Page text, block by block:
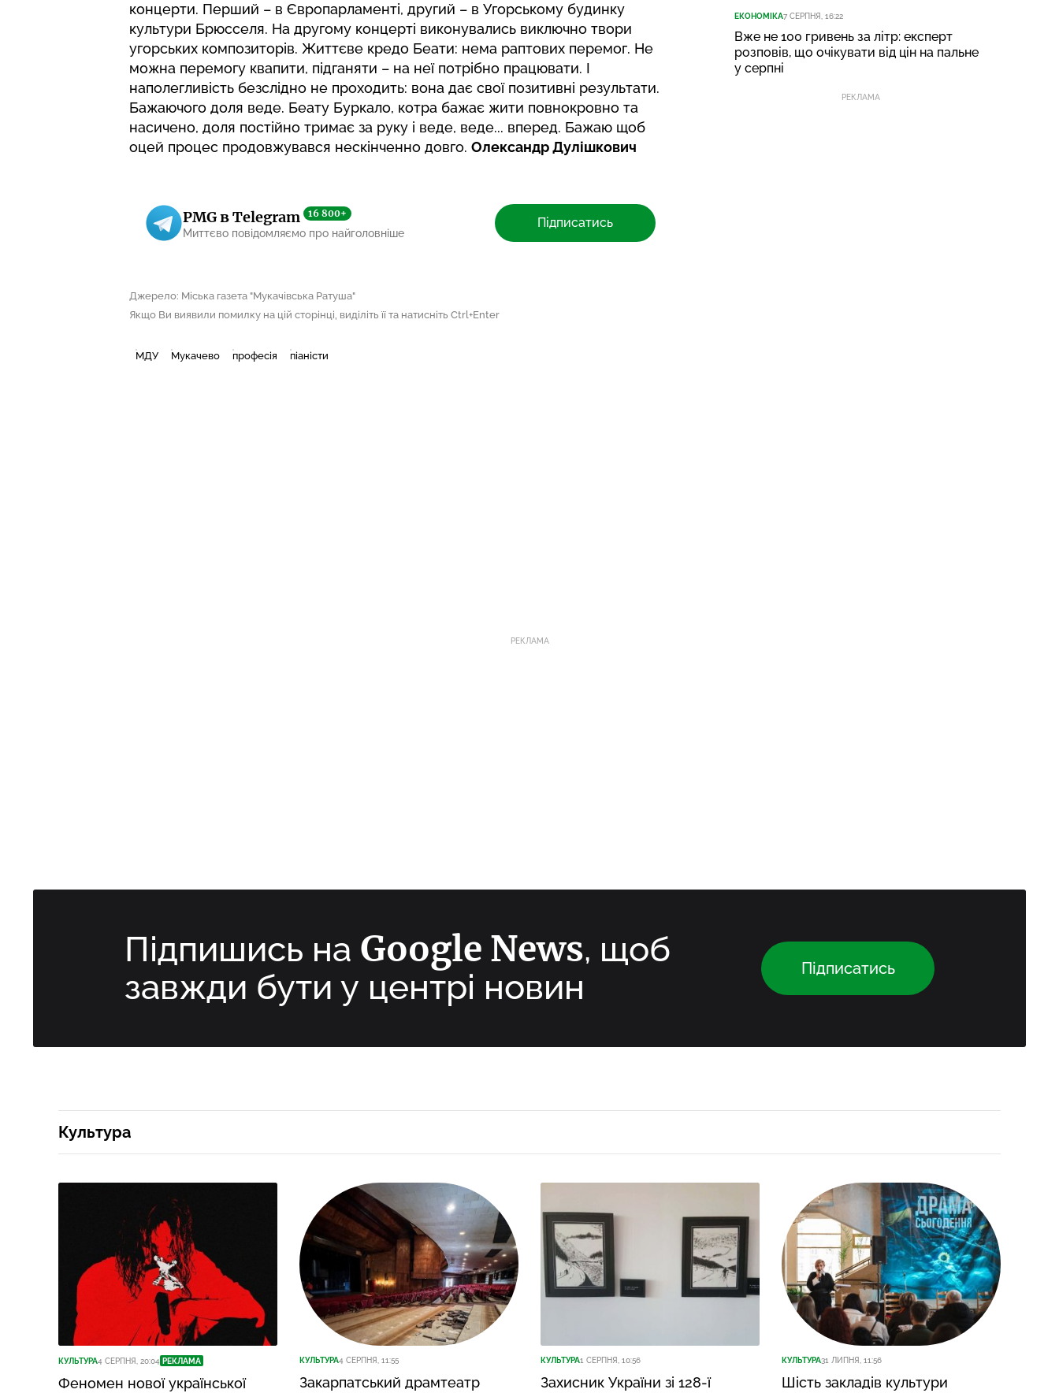
концерти. Перший – в Європарламенті, другий – в Угорському будинку
культури Брюсселя. На другому концерті виконувались виключно твори
угорських композиторів. Життєве кредо Беати: нема раптових перемог. Не
можна перемогу квапити, підганяти – на неї потрібно працювати. І
наполегливість безслідно не проходить: вона дає свої позитивні результати.
Бажаючого доля веде. Беату Буркало, котра бажає жити повнокровно та
насичено, доля постійно тримає за руку і веде, веде... вперед. Бажаю щоб
оцей процес продовжувався нескінченно довго. Олександр Дулішкович
PMG в Telegram 16 800+
Миттєво повідомляємо про найголовніше
Підписатись
Джерело: Міська газета "Мукачівська Ратуша"
Якщо Ви виявили помилку на цій сторінці, виділіть її та натисніть Ctrl+Enter
МДУ Мукачево професія піаністи
ЕКОНОМІКА7 СЕРПНЯ, 16:22
Вже не 100 гривень за літр: експерт
розповів, що очікувати від цін на пальне
у серпні
РЕКЛАМА
РЕКЛАМА
Підпишись на Google News, щоб
завжди бути у центрі новин
Підписатись
Культура
КУЛЬТУРА4 СЕРПНЯ, 20:04 РЕКЛАМА
Феномен нової української
КУЛЬТУРА4 СЕРПНЯ, 11:55
Закарпатський драмтеатр
КУЛЬТУРА1 СЕРПНЯ, 10:56
Захисник України зі 128-ї
КУЛЬТУРА31 ЛИПНЯ, 11:56
Шість закладів культури